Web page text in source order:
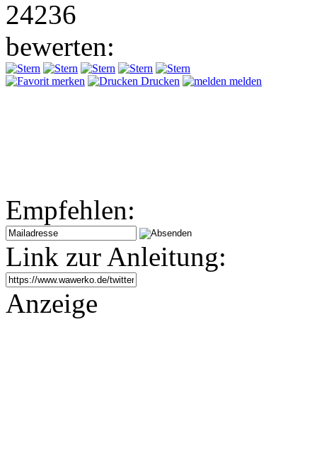
24236
bewerten:
merken Drucken melden
Empfehlen:
Link zur Anleitung:
Anzeige